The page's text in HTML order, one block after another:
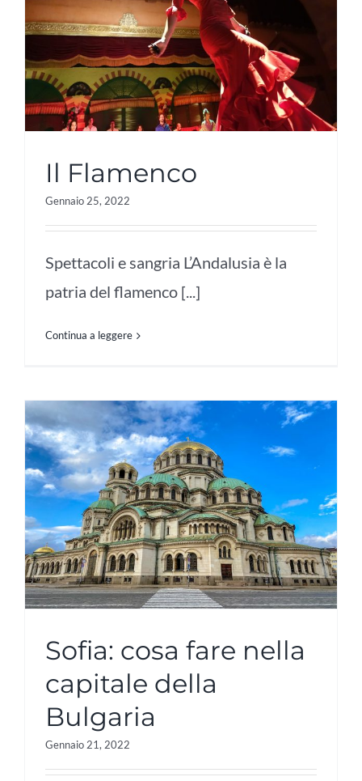
Il Flamenco
Gennaio 25, 2022
Spettacoli e sangria L’Andalusia è la
patria del flamenco [...]
Continua a leggere
Sofia: cosa fare nella
capitale della
Bulgaria
Gennaio 21, 2022